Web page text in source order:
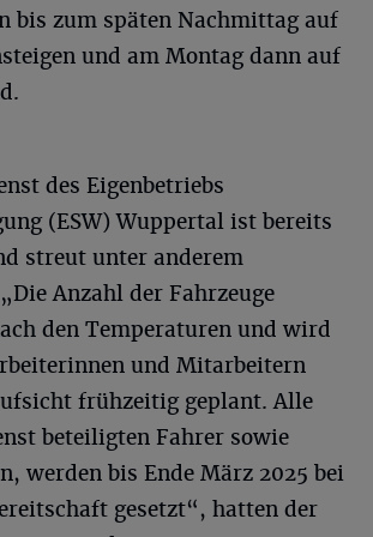
bis zum späten Nachmittag auf
und am Montag dann auf
des Eigenbetriebs
(ESW) Wuppertal ist bereits
streut unter anderem
Anzahl der Fahrzeuge
den Temperaturen und wird
und Mitarbeitern
frühzeitig geplant. Alle
beteiligten Fahrer sowie
werden bis Ende März 2025 bei
gesetzt“, hatten der